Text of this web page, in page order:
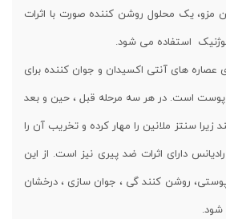
مزو، یک محلول روشن کننده صورت با اثرات
استفاده می شود.
عصاره های آنتی اکسیدان و جوان کننده برای
است. در هر سه مرحله قبل ، حین و بعد
زیرا سنتز ملانین را مهار کرده و تخریب آن را
دارای اثرات ضد پیری نیز است. از این
روشن کنند گی ، جوان سازی ، درخشان
شود.